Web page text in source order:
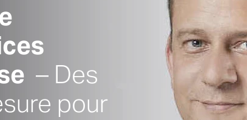
– Des
pour